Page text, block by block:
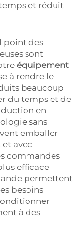
et réduit
point des
sont
équipement
à rendre le
beaucoup
du temps et de
en
sans
emballer
avec
commandes
efficace
permettent
besoins
à des